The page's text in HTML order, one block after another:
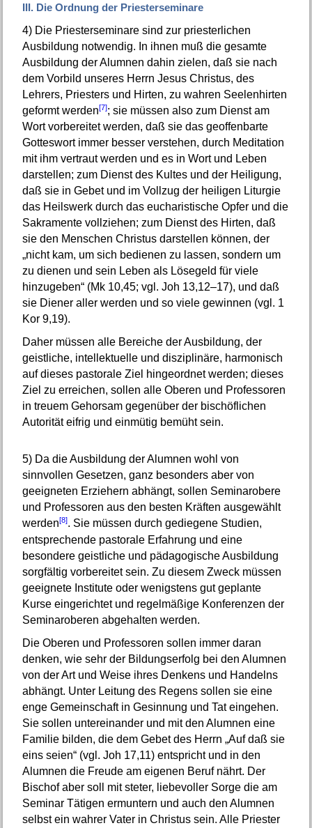
III. Die Ordnung der Priesterseminare
4)Die Priesterseminare sind zur priesterlichen
Ausbildung notwendig. In ihnen muß die gesamte
Ausbildung der Alumnen dahin zielen, daß sie nach
dem Vorbild unseres Herrn Jesus Christus, des
Lehrers, Priesters und Hirten, zu wahren Seelenhirten
geformt werden[7]; sie müssen also zum Dienst am
Wort vorbereitet werden, daß sie das geoffenbarte
Gotteswort immer besser verstehen, durch Meditation
mit ihm vertraut werden und es in Wort und Leben
darstellen; zum Dienst des Kultes und der Heiligung,
daß sie in Gebet und im Vollzug der heiligen Liturgie
das Heilswerk durch das eucharistische Opfer und die
Sakramente vollziehen; zum Dienst des Hirten, daß
sie den Menschen Christus darstellen können, der
„nicht kam, um sich bedienen zu lassen, sondern um
zu dienen und sein Leben als Lösegeld für viele
hinzugeben“ (Mk 10,45; vgl. Joh 13,12–17), und daß
sie Diener aller werden und so viele gewinnen (vgl. 1
Kor 9,19).
Daher müssen alle Bereiche der Ausbildung, der
geistliche, intellektuelle und disziplinäre, harmonisch
auf dieses pastorale Ziel hingeordnet werden; dieses
Ziel zu erreichen, sollen alle Oberen und Professoren
in treuem Gehorsam gegenüber der bischöflichen
Autorität eifrig und einmütig bemüht sein.
5)Da die Ausbildung der Alumnen wohl von
sinnvollen Gesetzen, ganz besonders aber von
geeigneten Erziehern abhängt, sollen Seminarobere
und Professoren aus den besten Kräften ausgewählt
werden[8]. Sie müssen durch gediegene Studien,
entsprechende pastorale Erfahrung und eine
besondere geistliche und pädagogische Ausbildung
sorgfältig vorbereitet sein. Zu diesem Zweck müssen
geeignete Institute oder wenigstens gut geplante
Kurse eingerichtet und regelmäßige Konferenzen der
Seminaroberen abgehalten werden.
Die Oberen und Professoren sollen immer daran
denken, wie sehr der Bildungserfolg bei den Alumnen
von der Art und Weise ihres Denkens und Handelns
abhängt. Unter Leitung des Regens sollen sie eine
enge Gemeinschaft in Gesinnung und Tat eingehen.
Sie sollen untereinander und mit den Alumnen eine
Familie bilden, die dem Gebet des Herrn „Auf daß sie
eins seien“ (vgl. Joh 17,11) entspricht und in den
Alumnen die Freude am eigenen Beruf nährt. Der
Bischof aber soll mit steter, liebevoller Sorge die am
Seminar Tätigen ermuntern und auch den Alumnen
selbst ein wahrer Vater in Christus sein. Alle Priester